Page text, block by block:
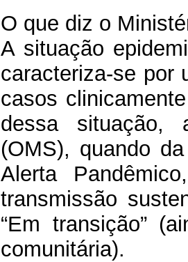
O que diz o
A situação
caracteriza-se por
casos
dessa situação,
(OMS), quando
Alerta
transmissão
“Em transição”
comunitária).